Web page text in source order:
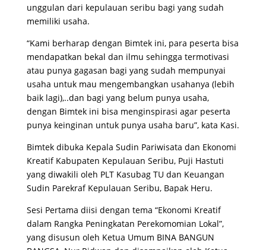
unggulan dari kepulauan seribu bagi yang sudah
memiliki usaha.
“Kami berharap dengan Bimtek ini, para peserta bisa
mendapatkan bekal dan ilmu sehingga termotivasi
atau punya gagasan bagi yang sudah mempunyai
usaha untuk mau mengembangkan usahanya (lebih
baik lagi),..dan bagi yang belum punya usaha,
dengan Bimtek ini bisa menginspirasi agar peserta
punya keinginan untuk punya usaha baru”, kata Kasi.
Bimtek dibuka Kepala Sudin Pariwisata dan Ekonomi
Kreatif Kabupaten Kepulauan Seribu, Puji Hastuti
yang diwakili oleh PLT Kasubag TU dan Keuangan
Sudin Parekraf Kepulauan Seribu, Bapak Heru.
Sesi Pertama diisi dengan tema “Ekonomi Kreatif
dalam Rangka Peningkatan Perekomomian Lokal”,
yang disusun oleh Ketua Umum BINA BANGUN